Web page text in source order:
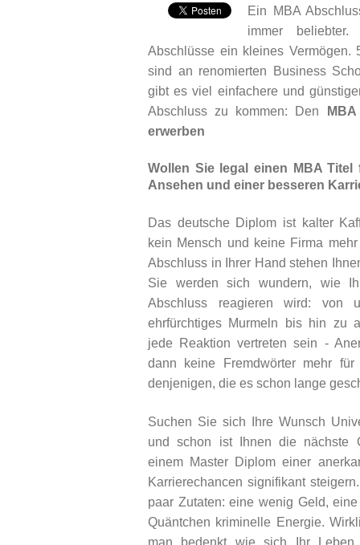
Ein MBA
immer
Abschlüsse ein kleines Vermögen.
sind an renomierten Business
gibt es viel einfachere und
Abschluss zu kommen: Den
erwerben
Wollen Sie legal einen MBA
Ansehen und einer besseren
Das deutsche Diplom ist kalter
kein Mensch und keine Firma
Abschluss in Ihrer Hand stehen
Sie werden sich wundern, wie
Abschluss reagieren wird: von
ehrfürchtiges Murmeln bis hin zu
jede Reaktion vertreten sein -
dann keine Fremdwörter mehr
denjenigen, die es schon lange
Suchen Sie sich Ihre Wunsch
und schon ist Ihnen die nächste
einem Master Diplom einer
Karrierechancen signifikant
paar Zutaten: eine wenig Geld,
Quäntchen kriminelle Energie.